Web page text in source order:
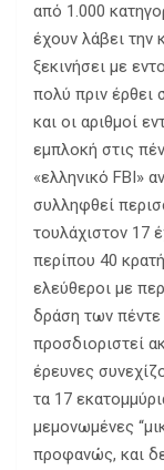
από 1.000
έχουν λάβει την
ξεκινήσει με
πολύ πριν
και οι αριθμοί
εμπλοκή στις
«ελληνικό FBI»
συλληφθεί
τουλάχιστον 17
περίπου 40
ελεύθεροι με
δράση των
προσδιοριστεί
έρευνες
τα 17
μεμονωμένες
προφανώς, και